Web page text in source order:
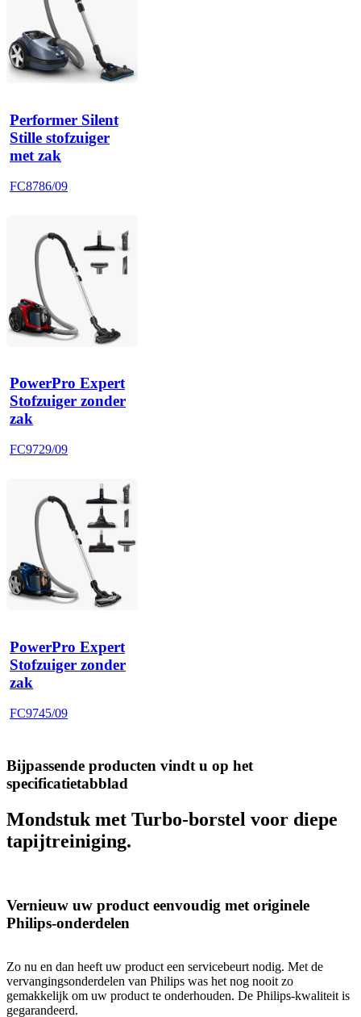
Performer Silent
Stille stofzuiger
met zak
FC8786/09
PowerPro Expert
Stofzuiger zonder
zak
FC9729/09
PowerPro Expert
Stofzuiger zonder
zak
FC9745/09
Bijpassende producten vindt u op het
specificatietabblad
Mondstuk met Turbo-borstel voor diepe
tapijtreiniging.
Vernieuw uw product eenvoudig met originele
Philips-onderdelen
Zo nu en dan heeft uw product een servicebeurt nodig. Met de
vervangingsonderdelen van Philips was het nog nooit zo
gemakkelijk om uw product te onderhouden. De Philips-kwaliteit is
gegarandeerd.